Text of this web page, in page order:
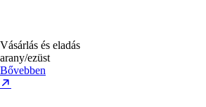
Vásárlás és eladás
arany/ezüst
Bővebben